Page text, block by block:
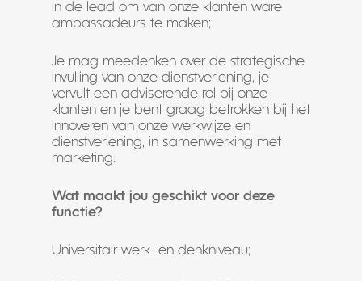
in de lead om van onze klanten ware
ambassadeurs te maken;
Je mag meedenken over de strategische
invulling van onze dienstverlening, je
vervult een adviserende rol bij onze
klanten en je bent graag betrokken bij het
innoveren van onze werkwijze en
dienstverlening, in samenwerking met
marketing.
Wat maakt jou geschikt voor deze
functie?
Universitair werk- en denkniveau;